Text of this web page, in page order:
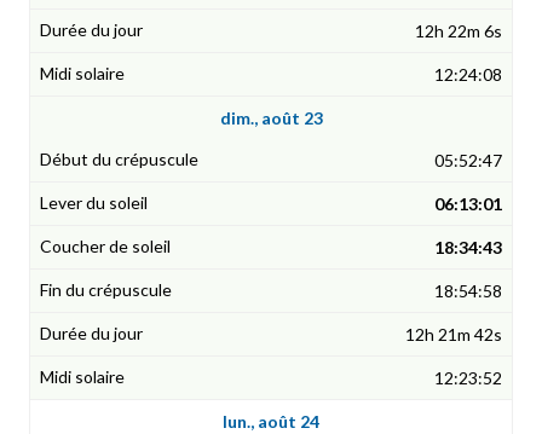
12h 22m 6s
12:24:08
dim., août 23
05:52:47
06:13:01
18:34:43
18:54:58
12h 21m 42s
12:23:52
lun., août 24